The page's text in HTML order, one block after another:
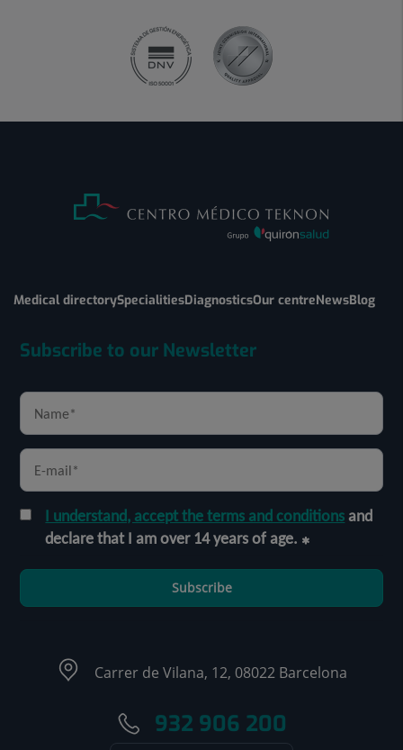
Medical directorySpecialitiesDiagnosticsOur centreNewsBlog
Subscribe to our Newsletter
I understand, accept the terms and conditionsand
declare that I am over 14 years of age.
Subscribe
Carrer de Vilana, 12, 08022 Barcelona
932 906 200